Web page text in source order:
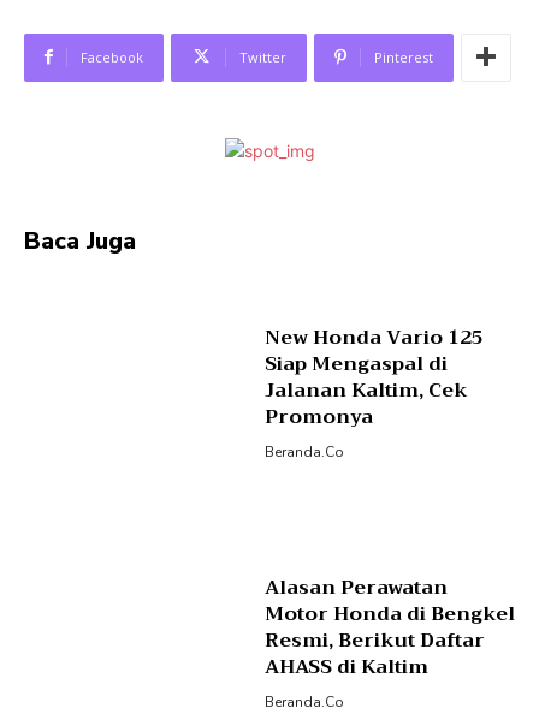
Facebook Twitter Pinterest
Baca Juga
New Honda Vario 125
Siap Mengaspal di
Jalanan Kaltim, Cek
Promonya
Beranda.co
Alasan Perawatan
Motor Honda di Bengkel
Resmi, Berikut Daftar
AHASS di Kaltim
Beranda.co